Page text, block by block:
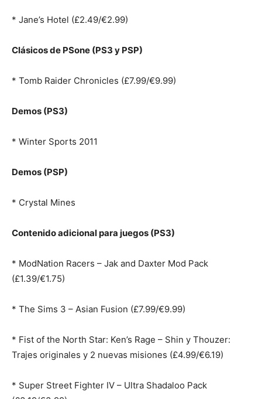
* Jane’s Hotel (£2.49/€2.99)
Clásicos de PSone (PS3 y PSP)
* Tomb Raider Chronicles (£7.99/€9.99)
Demos (PS3)
* Winter Sports 2011
Demos (PSP)
* Crystal Mines
Contenido adicional para juegos (PS3)
* ModNation Racers – Jak and Daxter Mod Pack
(£1.39/€1.75)
* The Sims 3 – Asian Fusion (£7.99/€9.99)
* Fist of the North Star: Ken’s Rage – Shin y Thouzer:
Trajes originales y 2 nuevas misiones (£4.99/€6.19)
* Super Street Fighter IV – Ultra Shadaloo Pack